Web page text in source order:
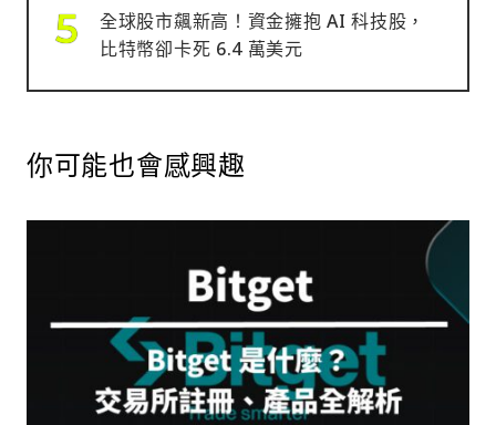
全球股市飆新高！資金擁抱 AI 科技股，
比特幣卻卡死 6.4 萬美元
你可能也會感興趣